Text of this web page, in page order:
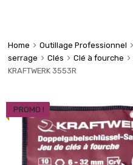
Home Outillage Professionnel
serrage
Clés Clé à fourche
KRAFTWERK 3553R
PROMO !